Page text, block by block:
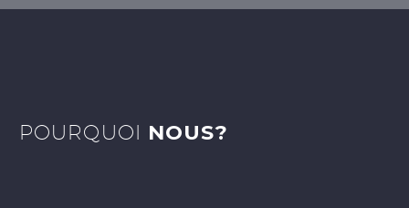
POURQUOI NOUS?